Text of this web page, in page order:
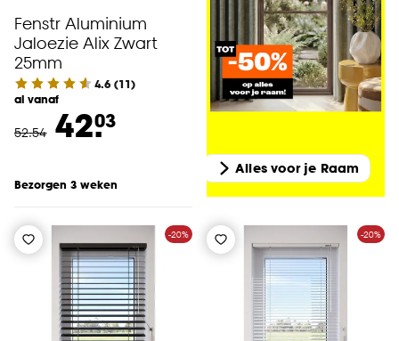
Fenstr Aluminium
Jaloezie Alix Zwart
25mm
4.6 (11)
al vanaf
52.54 42.03
Bezorgen 3 weken
Alles voor je Raam
-20% -20%